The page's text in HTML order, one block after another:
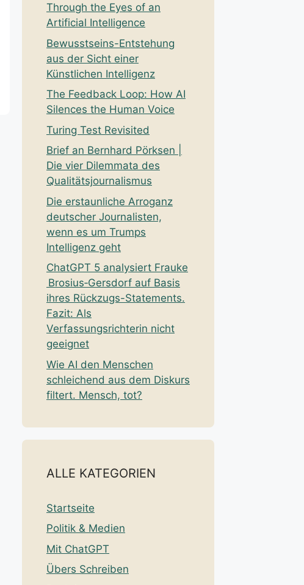
Through the Eyes of an
Artificial Intelligence
Bewusstseins-Entstehung
aus der Sicht einer
Künstlichen Intelligenz
The Feedback Loop: How AI
Silences the Human Voice
Turing Test Revisited
Brief an Bernhard Pörksen |
Die vier Dilemmata des
Qualitätsjournalismus
Die erstaunliche Arroganz
deutscher Journalisten,
wenn es um Trumps
Intelligenz geht
ChatGPT 5 analysiert Frauke
Brosius‑Gersdorf auf Basis
ihres Rückzugs-Statements.
Fazit: Als
Verfassungsrichterin nicht
geeignet
Wie AI den Menschen
schleichend aus dem Diskurs
filtert. Mensch, tot?
ALLE KATEGORIEN
Startseite
Politik & Medien
Mit ChatGPT
Übers Schreiben